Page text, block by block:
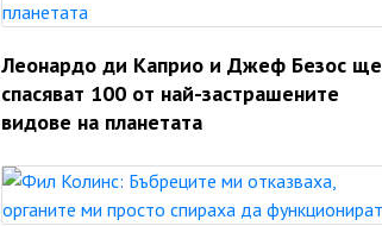
Леонардо ди Каприо и Джеф Безос ще
спасяват 100 от най-застрашените
видове на планетата